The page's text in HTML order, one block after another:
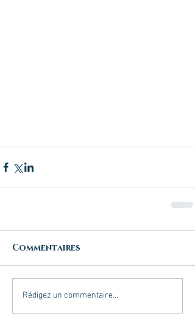
Commentaires
Rédigez un commentaire...